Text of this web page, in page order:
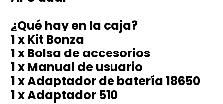
¿Qué hay en la caja?
1 x Kit Bonza
1 x Bolsa de accesorios
1 x Manual de usuario
1 x Adaptador de batería 18650
1 x Adaptador 510